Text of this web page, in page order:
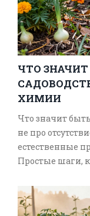
ЧТО
ХИМИИ
Что значит
не про
естественные
Простые шаги,